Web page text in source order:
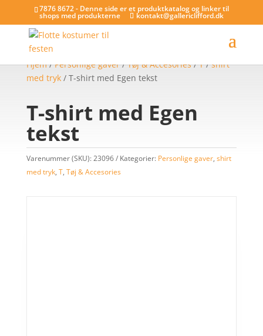
7876 8672 - Denne side er et produktkatalog og linker til
shops med produkterne kontakt@gallericlifford.dk
Hjem/Personlige gaver/Tøj & Accesories/T/shirt
med tryk/ T-shirt med Egen tekst
T-shirt med Egen
tekst
Varenummer (SKU):23096 Kategorier: Personlige gaver, shirt
med tryk, T, Tøj & Accesories